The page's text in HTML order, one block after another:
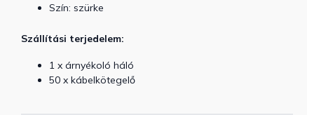
Szín: szürke
Szállítási terjedelem:
1 x árnyékoló háló
50 x kábelkötegelő